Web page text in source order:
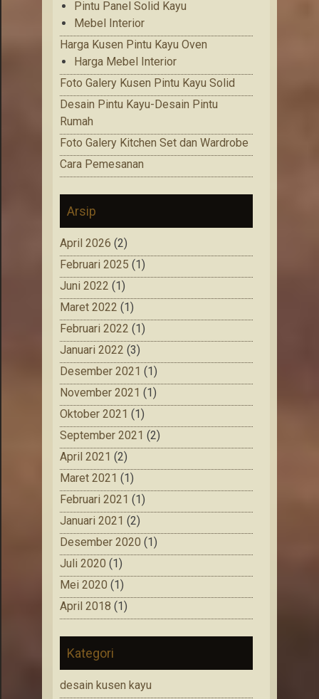
Pintu Panel Solid Kayu
Mebel Interior
Harga Kusen Pintu Kayu Oven
Harga Mebel Interior
Foto Galery Kusen Pintu Kayu Solid
Desain Pintu Kayu-Desain Pintu
Rumah
Foto Galery Kitchen Set dan Wardrobe
Cara Pemesanan
Arsip
April 2026 (2)
Februari 2025 (1)
Juni 2022 (1)
Maret 2022 (1)
Februari 2022 (1)
Januari 2022 (3)
Desember 2021 (1)
November 2021 (1)
Oktober 2021 (1)
September 2021 (2)
April 2021 (2)
Maret 2021 (1)
Februari 2021 (1)
Januari 2021 (2)
Desember 2020 (1)
Juli 2020 (1)
Mei 2020 (1)
April 2018 (1)
Kategori
desain kusen kayu